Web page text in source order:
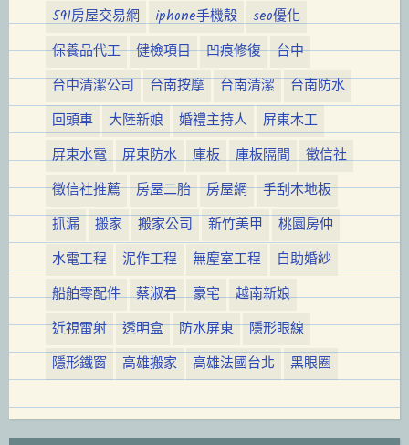
591房屋交易網 iphone手機殼
seo優化
保養品代工
健檢項目 凹痕修復
台中
台中清潔公司
台南按摩 台南清潔
台南防水
回頭車
大陸新娘 婚禮主持人
屏東木工
屏東水電
屏東防水 庫板 庫板隔間
徵信社
徵信社推薦
房屋二胎 房屋網
手刮木地板
抓漏
搬家 搬家公司 新竹美甲
桃園房仲
水電工程
泥作工程 無塵室工程
自助婚紗
船舶零配件
蔡淑君 豪宅
越南新娘
近視雷射
透明盒 防水屏東
隱形眼線
隱形鐵窗
高雄搬家 高雄法國台北 黑眼圈